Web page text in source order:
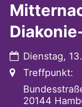
Datum:
Dienstag,
Ort:Treffpunkt:
20144